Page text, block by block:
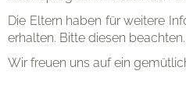
Die Eltern haben für weitere
erhalten. Bitte diesen beachten.
Wir freuen uns auf ein